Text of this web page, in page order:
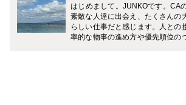
はじめまして。JUNKOです。CA
素敵な人達に出会え、たくさんの
らしい仕事だと感じます。人との
率的な物事の進め方や優先順位の